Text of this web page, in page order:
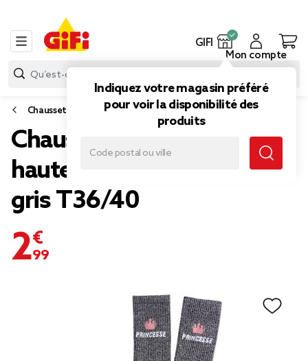
GIFI
Indiquez votre magasin préféré
pour voir la disponibilité des
produits
Mon compte
Chaussettes et sous-vêtements
Chaussettes femme tige
haute Princesse pailletté
gris T36/40
2,99 €